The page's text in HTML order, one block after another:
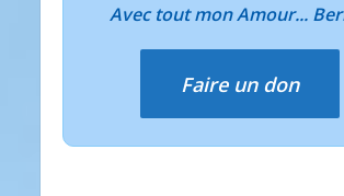
Avec tout mon Amour...
Faire un don